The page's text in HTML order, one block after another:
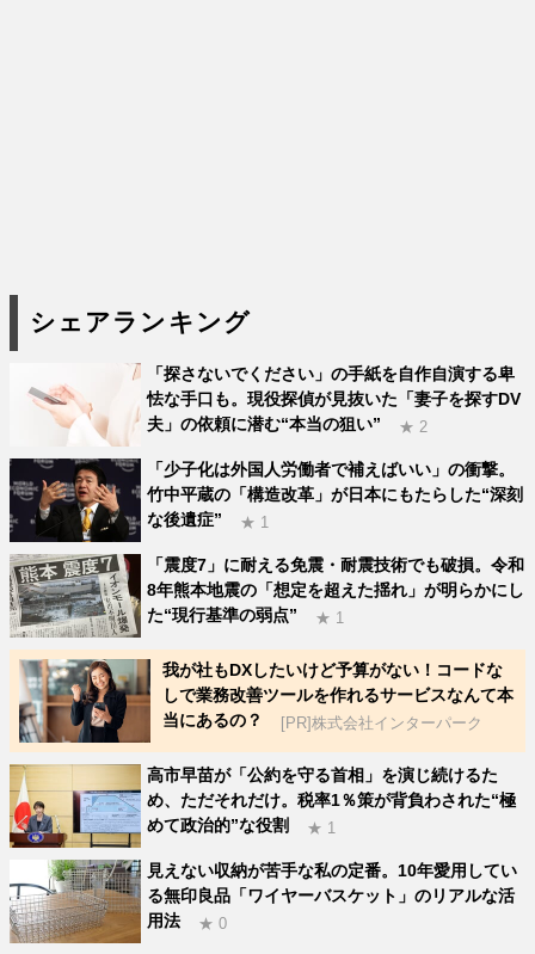
シェアランキング
「探さないでください」の手紙を自作自演する卑
怯な手口も。現役探偵が見抜いた「妻子を探すDV
夫」の依頼に潜む“本当の狙い”
★ 2
「少子化は外国人労働者で補えばいい」の衝撃。
竹中平蔵の「構造改革」が日本にもたらした“深刻
な後遺症”
★ 1
「震度7」に耐える免震・耐震技術でも破損。令和
8年熊本地震の「想定を超えた揺れ」が明らかにし
た“現行基準の弱点”
★ 1
我が社もDXしたいけど予算がない！コードな
しで業務改善ツールを作れるサービスなんて本
当にあるの？
[PR]株式会社インターパーク
高市早苗が「公約を守る首相」を演じ続けるた
め、ただそれだけ。税率1％策が背負わされた“極
めて政治的”な役割
★ 1
見えない収納が苦手な私の定番。10年愛用してい
る無印良品「ワイヤーバスケット」のリアルな活
用法
★ 0